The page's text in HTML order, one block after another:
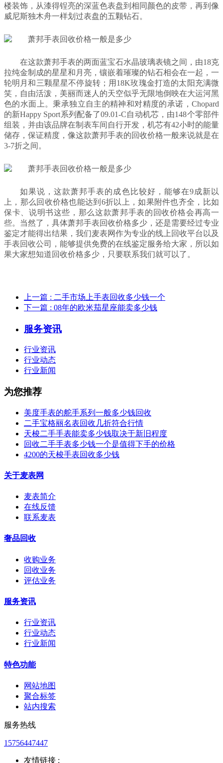
楼装饰，从漆得锃亮的深蓝色表盘到相同颜色的皮带，再到像
威尼斯独木舟一样划过表盘的五颗钻石。
在这款萧邦手表的两面蓝宝石水晶玻璃表镜之间，由18克
拉纯金制成的星星和月亮，镶嵌着璀璨的钻石相会在一起，一
轮明月和三颗星星不停旋转；用18K玫瑰金打造的太阳充满微
笑，自由活泼，美丽而迷人的天空似乎无限地倒映在大运河黑
色的水面上。秉承独立自主的精神和对精度的承诺，Chopard
的新Happy Sport系列配备了09.01-C自动机芯，由148个零部件
组装，并由该品牌在制表车间自行开发，机芯有42小时的能量
储存，保证精度，像这款萧邦手表的回收价格一般来说就是在
3-7折之间。
如果说，这款萧邦手表的成色比较好，能够在9成新以
上，那么回收价格也能达到6折以上，如果附件也齐全，比如
保卡、说明书这些，那么这款萧邦手表的回收价格会再高一
些。当然了，具体萧邦手表回收价格多少，还是需要经过专业
鉴定才能得出结果，我们麦表网作为专业的线上回收平台以及
手表回收公司，能够提供免费的在线鉴定服务给大家，所以如
果大家想知道回收价格多少，只要联系我们就可以了。
上一篇 : 二手市场上手表回收多少钱一个
下一篇 : 08年的欧米茄星座能卖多少钱
服务资讯
行业资讯
行业动态
行业新闻
为您推荐
美度手表的舵手系列一般多少钱回收
二手宝格丽名表回收几折符合行情
天梭二手手表能卖多少钱取决于新旧程度
回收二手手表多少钱一个是值得下手的价格
4200的天梭手表回收多少钱
关于麦表网
麦表简介
在线反馈
联系麦表
奢品回收
收购业务
回收业务
评估业务
服务资讯
行业资讯
行业动态
行业新闻
特色功能
网站地图
聚合标签
站内搜索
服务热线
15756447447
友情链接 :